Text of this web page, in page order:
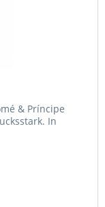
& Príncipe
In